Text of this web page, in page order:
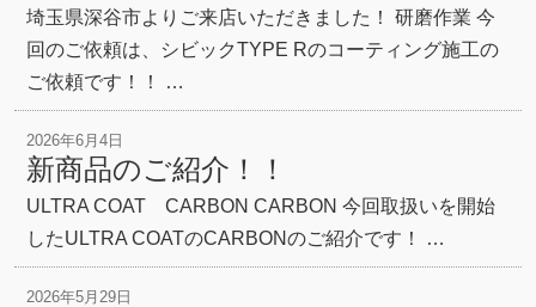
埼玉県深谷市よりご来店いただきました！ 研磨作業 今
回のご依頼は、シビックTYPE Rのコーティング施工の
ご依頼です！！ …
2026年6月4日
新商品のご紹介！！
ULTRA COAT CARBON CARBON 今回取扱いを開始
したULTRA COATのCARBONのご紹介です！ …
2026年5月29日